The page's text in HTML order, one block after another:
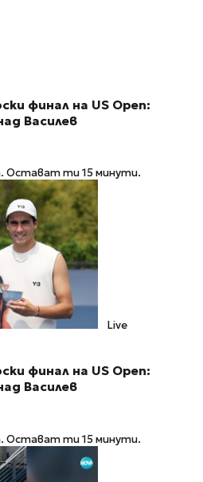
финал на US Open:
Василев
Остават ти 15 минути.
Live
финал на US Open:
Василев
Остават ти 15 минути.